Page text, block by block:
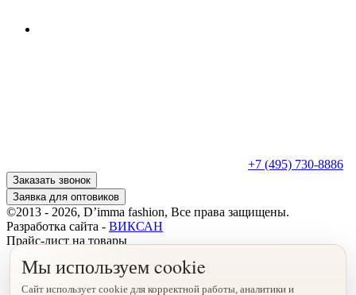
+7 (495) 730-8886
Заказать звонок
Заявка для оптовиков
©2013 - 2026, D’imma fashion, Все права защищены.
Разработка сайта - ВИКСАН
Прайс-лист на товары
Мы используем cookie
Сайт использует cookie для корректной работы, аналитики и